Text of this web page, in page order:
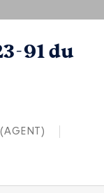
91 du